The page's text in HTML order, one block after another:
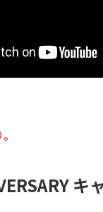
キ